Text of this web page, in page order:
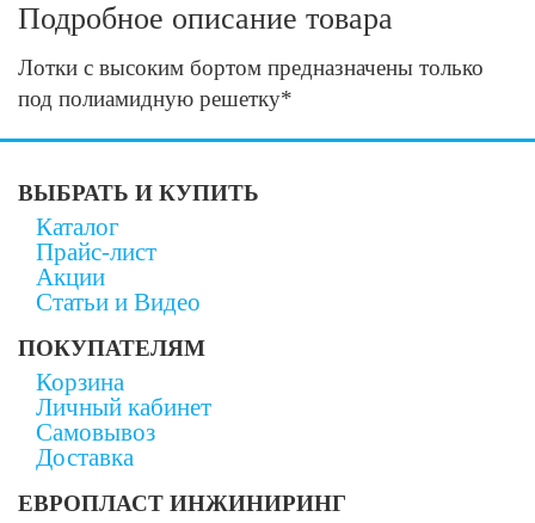
Подробное описание товара
Лотки с высоким бортом предназначены только
под полиамидную решетку*
ВЫБРАТЬ И КУПИТЬ
Каталог
Прайс-лист
Акции
Статьи и Видео
ПОКУПАТЕЛЯМ
Корзина
Личный кабинет
Самовывоз
Доставка
ЕВРОПЛАСТ ИНЖИНИРИНГ